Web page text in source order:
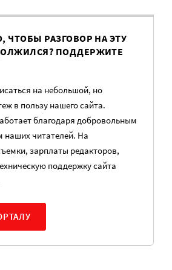
ЧТОБЫ РАЗГОВОР НА ЭТУ
ПОДДЕРЖИТЕ
на небольшой, но
в пользу нашего сайта.
благодаря добровольным
наших читателей. На
зарплаты редакторов,
поддержку сайта